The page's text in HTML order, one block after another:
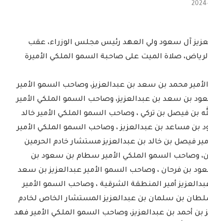
آل سعود ولي العهد رئيس مجلس الوزراء، عقب
صلاة الميت على صاحبة السمو الملكي الأميرة
محمد بن سعد بن عبدالعزيز، وصاحب السمو الأمير
بن سعد بن عبدالعزيز، وصاحب السمو الملكي الأمير
بن فيصل بن تركي ، وصاحب السمو الملكي الأمير خالد
مساعد بن عبدالعزيز ، وصاحب السمو الملكي الأمير
فيصل بن خالد بن عبدالعزيز مستشار خادم الحرمين
وصاحب السمو الملكي الأمير سطام بن سعود بن
بن فرحان ، وصاحب السمو الأمير عبدالعزيز بن سعد
أمير المنطقة الشرقية ، وصاحب السمو الأمير
بن سلمان بن عبدالعزيز المستشار الخاص لخادم
بن أحمد بن عبدالعزيز، وصاحب السمو الملكي الأمير فهد